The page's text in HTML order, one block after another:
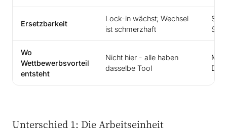
Ersetzbarkeit
Lock-in wächst; Wechsel
ist schmerzhaft
Wo
Wettbewerbsvorteil
entsteht
Nicht hier - alle haben
dasselbe Tool
Unterschied 1: Die Arbeitseinheit